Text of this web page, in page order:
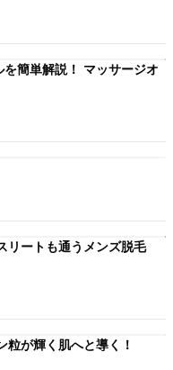
！ マッサージオ
リートも通うメンズ脱毛
が輝く肌へと導く！